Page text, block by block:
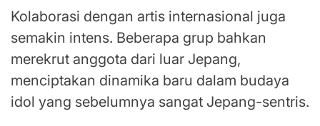
Kolaborasi dengan artis internasional juga
semakin intens. Beberapa grup bahkan
merekrut anggota dari luar Jepang,
menciptakan dinamika baru dalam budaya
idol yang sebelumnya sangat Jepang-sentris.